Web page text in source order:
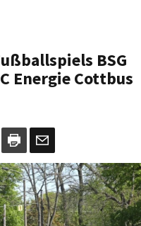
BSG
Energie Cottbus